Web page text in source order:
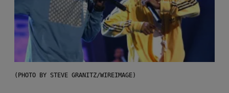
(PHOTO BY STEVE GRANITZ/WIREIMAGE)